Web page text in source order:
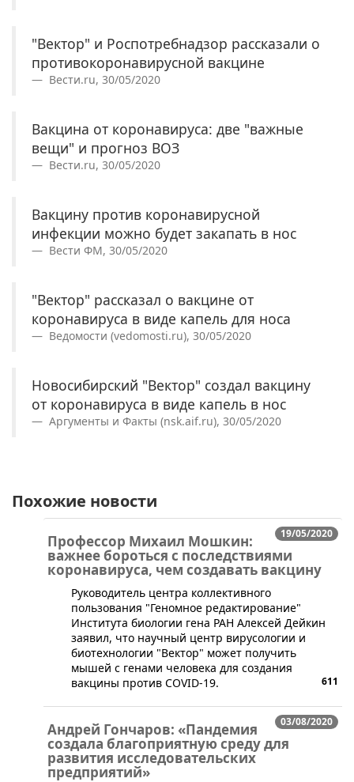
"Вектор" и Роспотребнадзор рассказали о
противокоронавирусной вакцине
Вести.ru, 30/05/2020
Вакцина от коронавируса: две "важные
вещи" и прогноз ВОЗ
Вести.ru, 30/05/2020
Вакцину против коронавирусной
инфекции можно будет закапать в нос
Вести ФМ, 30/05/2020
"Вектор" рассказал о вакцине от
коронавируса в виде капель для носа
Ведомости (vedomosti.ru), 30/05/2020
Новосибирский "Вектор" создал вакцину
от коронавируса в виде капель в нос
Аргументы и Факты (nsk.aif.ru), 30/05/2020
Похожие новости
19/05/2020
Профессор Михаил Мошкин:
важнее бороться с последствиями
коронавируса, чем создавать вакцину
Руководитель центра коллективного
пользования "Геномное редактирование"
Института биологии гена РАН Алексей Дейкин
заявил, что научный центр вирусологии и
биотехнологии "Вектор" может получить
мышей с генами человека для создания
вакцины против COVID-19.
611
03/08/2020
Андрей Гончаров: «Пандемия
создала благоприятную среду для
развития исследовательских
предприятий»